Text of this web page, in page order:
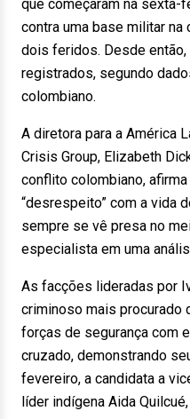
que começaram na sexta-
contra uma base militar na
dois feridos. Desde
registrados, segundo
colombiano.
A diretora para a América
Crisis Group, Elizabeth
conflito colombiano,
“desrespeito” com a vida
sempre se vê presa no
especialista em uma
As facções lideradas por
criminoso mais procurado
forças de segurança com
cruzado, demonstrando
fevereiro, a candidata a
líder indígena Aida